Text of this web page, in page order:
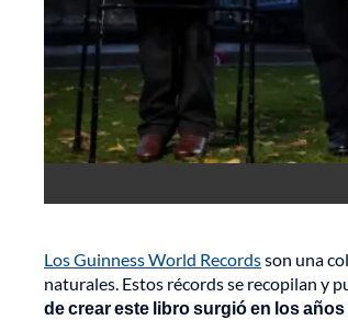
Los Guinness World Recordsson una
naturales. Estos récords se recopilan y
de crear este libro surgió en los